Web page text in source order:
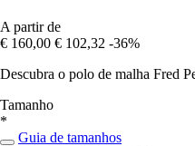
A partir de
€ 160,00 € 102,32 -36%
Descubra o polo de malha Fred
Tamanho
*
Guia de tamanhos